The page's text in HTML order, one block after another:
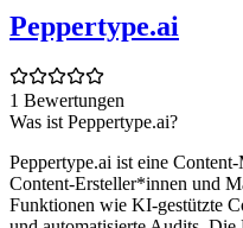
Peppertype.ai
1 Bewertungen
Was ist Peppertype.ai?
Peppertype.ai ist eine
Content-Ersteller*innen und
Funktionen wie KI-gestützte